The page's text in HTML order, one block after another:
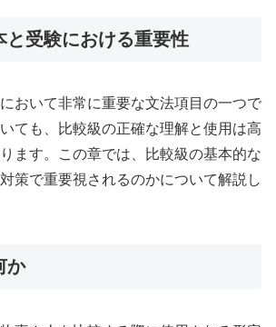
と受験における重要性
おいて非常に重要な文法項目の一つで
ても、比較級の正確な理解と使用は高
ます。この章では、比較級の基本的な
策で重要視されるのかについて解説し
か